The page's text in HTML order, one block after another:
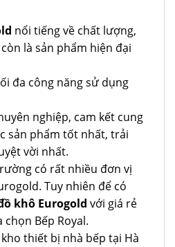
nổi tiếng về chất lượng,
là sản phẩm hiện đại
đa công năng sử dụng
nghiệp, cam kết cung
sản phẩm tốt nhất, trải
vời nhất.
có rất nhiều đơn vị
Tuy nhiên để có
khô Eurogold với giá rẻ
Bếp Royal.
thiết bị nhà bếp tại Hà